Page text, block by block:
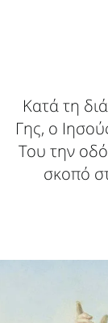
Κατά τη
Γης, ο
Του την
σκοπό